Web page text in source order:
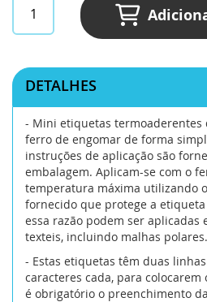
DETALHES
- Mini etiquetas termoaderentes
ferro de engomar de forma
instruções de aplicação são
embalagem. Aplicam-se com o
temperatura máxima utilizando
fornecido que protege a
essa razão podem ser aplicadas
texteis, incluindo malhas polares.
- Estas etiquetas têm duas
caracteres cada, para
é obrigatório o preenchimento